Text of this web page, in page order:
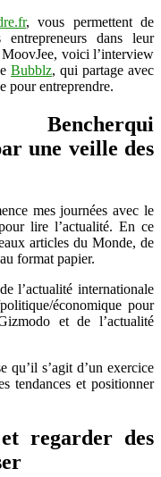
, vous permettent de
dans leur
voici l’interview
Bubblz, qui partage avec
pour entreprendre.
Bencherqui
une veille des
mes journées avec le
lire l’actualité. En ce
articles du Monde, de
format papier.
l’actualité internationale
économique pour
et de l’actualité
qu’il s’agit d’un exercice
tendances et positionner
regarder des